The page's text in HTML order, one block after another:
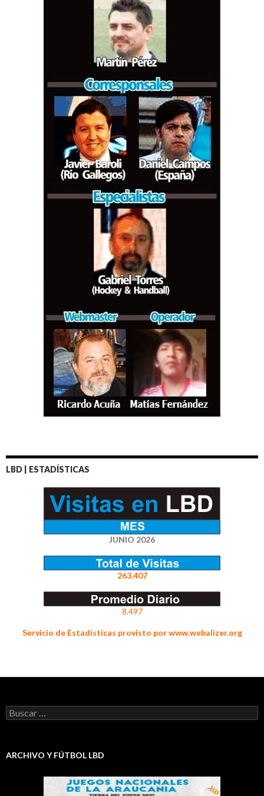
LBD | ESTADÍSTICAS
JUNIO 2026
263.407
8.497
Servicio de Estadísticas provisto por www.webalizer.org
Buscar:
ARCHIVO Y FÚTBOL LBD